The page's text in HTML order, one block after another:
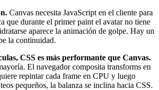
Canvas necesita JavaScript en el cliente para
que durante el primer paint el avatar no tiene
aparece la animación de golpe. Hay un
la continuidad.
CSS es más performante que Canvas.
El navegador composita transforms en
repintar cada frame en CPU y luego
pequeños, la balanza se inclina hacia CSS.